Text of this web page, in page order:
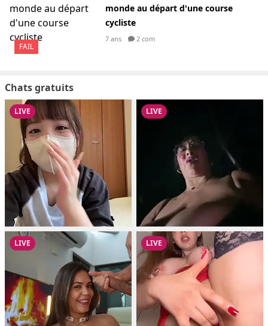
FAIL
monde au départ d'une course
cycliste
7 ans 2 com
Chats gratuits